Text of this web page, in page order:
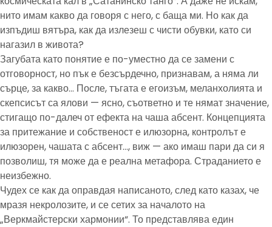
нито имам какво да говоря с него, с баща ми. Но как да
изпъдиш вятъра, как да излезеш с чисти обувки, като си
нагазил в живота?
Загубата като понятие е по-уместно да се замени с
отговорност, но пък е безсърдечно, признавам, а няма ли
сърце, за какво… После, тъгата е егоизъм, меланхолията и
скепсисът са ялови — ясно, съответно и те нямат значение,
стигащо по-далеч от ефекта на чаша абсент. Концепцията
за притежание и собственост е илюзорна, контролът е
илюзорен, чашата с абсент…, виж — ако имаш пари да си я
позволиш, тя може да е реална метафора. Страданието е
неизбежно.
Чудех се как да оправдая написаното, след като казах, че
мразя некролозите, и се сетих за началото на
„Веркмайстерски хармонии“. То представлява един